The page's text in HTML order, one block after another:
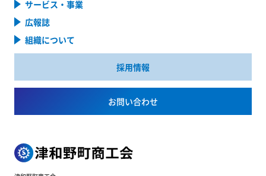
サービス・事業
広報誌
組織について
採用情報
お問い合わせ